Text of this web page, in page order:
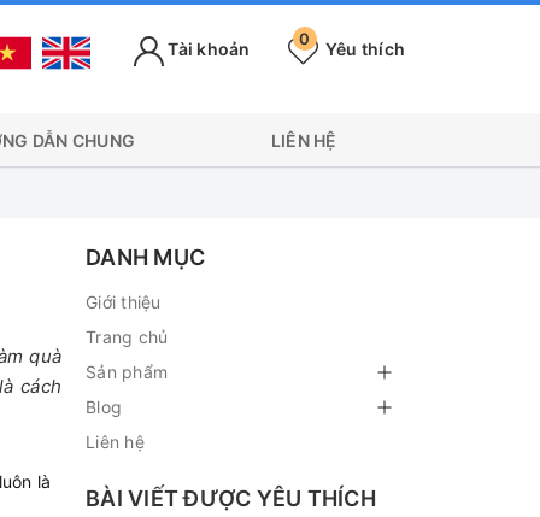
Yêu thích
0
Tài khoản
DẪN CHUNG LIÊN HỆ
quà
cách
là
DANH MỤC
Giới thiệu
Trang chủ
Sản phẩm
Blog
Liên hệ
BÀI VIẾT ĐƯỢC YÊU THÍCH